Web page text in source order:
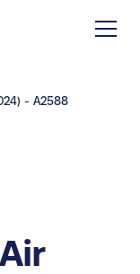
- A2588